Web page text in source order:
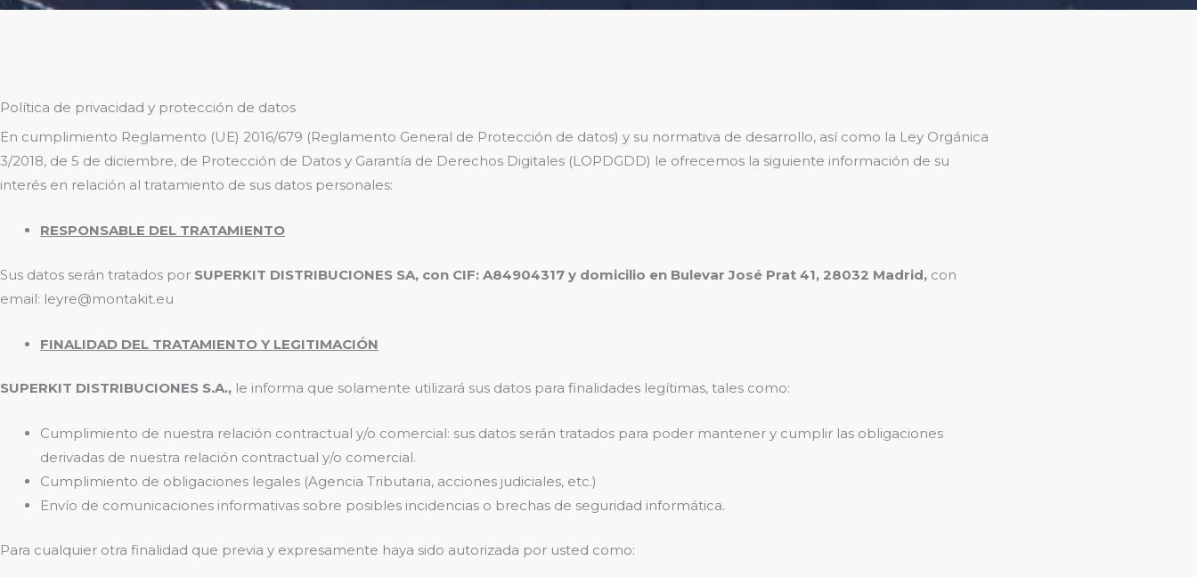
Política de privacidad y protección de datos
En cumplimiento Reglamento (UE) 2016/679 (Reglamento General de Protección de datos) y su normativa de desarrollo, así como la Ley Orgánica
3/2018, de 5 de diciembre, de Protección de Datos y Garantía de Derechos Digitales (LOPDGDD) le ofrecemos la siguiente información de su
interés en relación al tratamiento de sus datos personales:
RESPONSABLE DEL TRATAMIENTO
Sus datos serán tratados por SUPERKIT DISTRIBUCIONES SA, con CIF: A84904317 y domicilio en Bulevar José Prat 41, 28032 Madrid, con
email: leyre@montakit.eu
FINALIDAD DEL TRATAMIENTO Y LEGITIMACIÓN
SUPERKIT DISTRIBUCIONES S.A., le informa que solamente utilizará sus datos para finalidades legítimas, tales como:
Cumplimiento de nuestra relación contractual y/o comercial: sus datos serán tratados para poder mantener y cumplir las obligaciones
derivadas de nuestra relación contractual y/o comercial.
Cumplimiento de obligaciones legales (Agencia Tributaria, acciones judiciales, etc.)
Envío de comunicaciones informativas sobre posibles incidencias o brechas de seguridad informática.
Para cualquier otra finalidad que previa y expresamente haya sido autorizada por usted como: